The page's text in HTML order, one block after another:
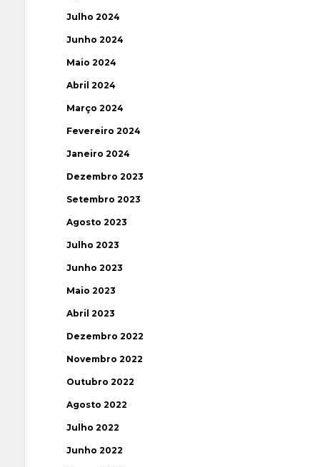
Julho 2024
Junho 2024
Maio 2024
Abril 2024
Março 2024
Fevereiro 2024
Janeiro 2024
Dezembro 2023
Setembro 2023
Agosto 2023
Julho 2023
Junho 2023
Maio 2023
Abril 2023
Dezembro 2022
Novembro 2022
Outubro 2022
Agosto 2022
Julho 2022
Junho 2022